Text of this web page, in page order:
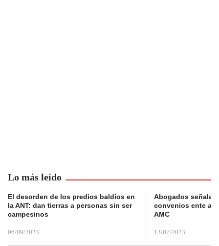
Lo más leído
El desorden de los predios baldíos en
la ANT: dan tierras a personas sin ser
campesinos
06/09/2023
Abogados
convenios ente
AMC
13/07/2023